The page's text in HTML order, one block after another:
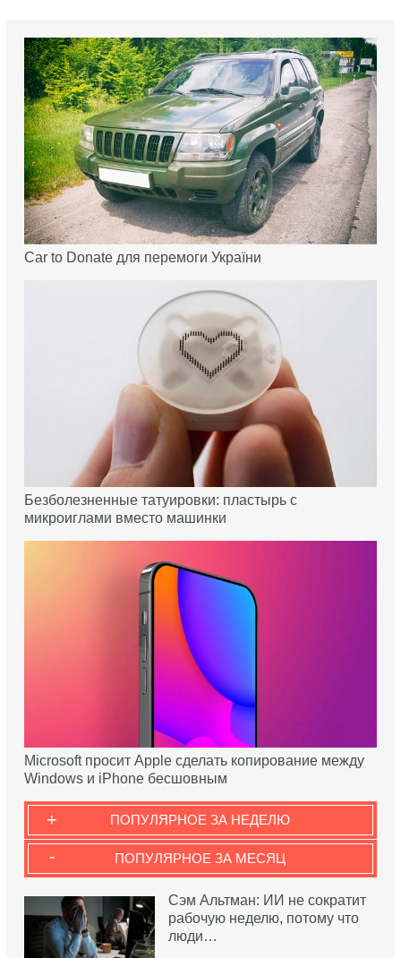
Car to Donate для перемоги України
Безболезненные татуировки: пластырь с
микроиглами вместо машинки
Microsoft просит Apple сделать копирование между
Windows и iPhone бесшовным
ПОПУЛЯРНОЕ ЗА НЕДЕЛЮ
+
ПОПУЛЯРНОЕ ЗА МЕСЯЦ
-
Сэм Альтман: ИИ не сократит
рабочую неделю, потому что
люди…